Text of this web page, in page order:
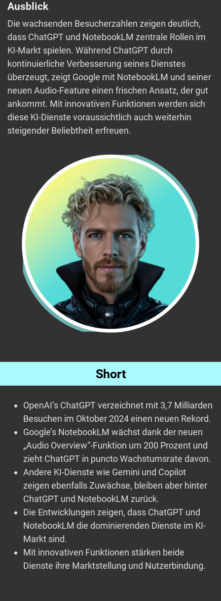
Ausblick
Die wachsenden Besucherzahlen zeigen deutlich,
dass ChatGPT und NotebookLM zentrale Rollen im
KI-Markt spielen. Während ChatGPT durch
kontinuierliche Verbesserung seines Dienstes
überzeugt, zeigt Google mit NotebookLM und seiner
neuen Audio-Feature einen frischen Ansatz, der gut
ankommt. Mit innovativen Funktionen werden sich
diese KI-Dienste voraussichtlich auch weiterhin
steigender Beliebtheit erfreuen.
Short
OpenAI’s ChatGPT verzeichnet mit 3,7 Milliarden
Besuchen im Oktober 2024 einen neuen Rekord.
Google’s NotebookLM wächst dank der neuen
„Audio Overview“-Funktion um 200 Prozent und
zieht ChatGPT in puncto Wachstumsrate davon.
Andere KI-Dienste wie Gemini und Copilot
zeigen ebenfalls Zuwächse, bleiben aber hinter
ChatGPT und NotebookLM zurück.
Die Entwicklungen zeigen, dass ChatGPT und
NotebookLM die dominierenden Dienste im KI-
Markt sind.
Mit innovativen Funktionen stärken beide
Dienste ihre Marktstellung und Nutzerbindung.